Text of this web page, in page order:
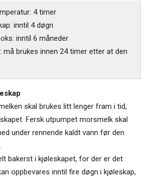
4 timer
inntil 4 døgn
inntil 6 måneder
må brukes innen 24 timer etter at den
skal brukes litt lenger fram i tid,
Fersk utpumpet morsmelk skal
under rennende kaldt vann før den
bakerst i kjøleskapet, for der er det
oppbevares inntil fire døgn i kjøleskap,